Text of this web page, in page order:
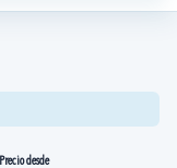
Precio desde